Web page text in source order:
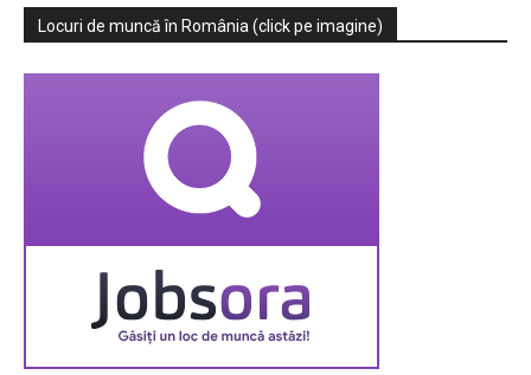
Locuri de muncă în România (click pe imagine)